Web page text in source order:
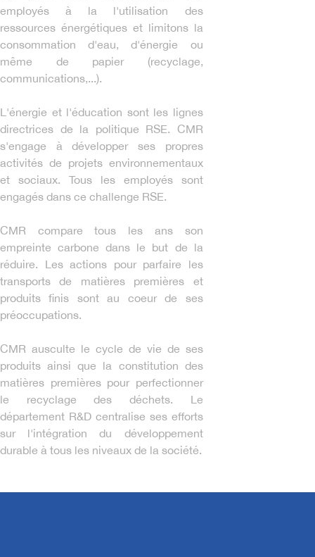
employés à la l'utilisation des
ressources énergétiques et limitons la
consommation d'eau, d'énergie ou
même de papier (recyclage,
communications,...).
L'énergie et l'éducation sont les lignes
directrices de la politique RSE. CMR
s'engage à développer ses propres
activités de projets environnementaux
et sociaux. Tous les employés sont
engagés dans ce challenge RSE.
CMR compare tous les ans son
empreinte carbone dans le but de la
réduire. Les actions pour parfaire les
transports de matières premières et
produits finis sont au coeur de ses
préoccupations.
CMR ausculte le cycle de vie de ses
produits ainsi que la constitution des
matières premières pour perfectionner
le recyclage des déchets. Le
département R&D centralise ses efforts
sur l'intégration du développement
durable à tous les niveaux de la société.